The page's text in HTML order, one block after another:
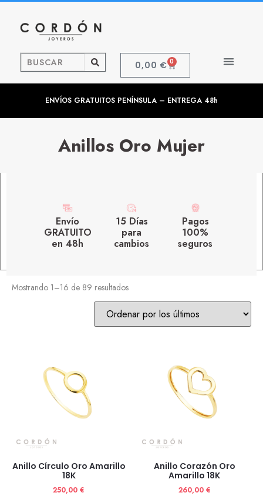
0,00 € 0
ENVÍOS GRATUITOS PENÍNSULA – ENTREGA 48h
Anillos Oro Mujer
Envío
GRATUITO
en 48h
15 Días
para
cambios
Pagos
100%
seguros
Mostrando 1–16 de 89 resultados
Anillo Círculo Oro Amarillo
18K
250,00 €
Anillo Corazón Oro
Amarillo 18K
260,00 €